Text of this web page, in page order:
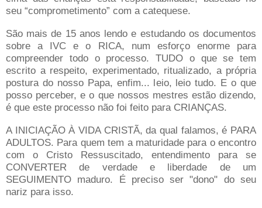
seu “comprometimento” com a catequese.
São mais de 15 anos lendo e estudando os documentos
sobre a IVC e o RICA, num esforço enorme para
compreender todo o processo. TUDO o que se tem
escrito a respeito, experimentado, ritualizado, a própria
postura do nosso Papa, enfim... leio, leio tudo. E o que
posso perceber, e o que nossos mestres estão dizendo,
é que este processo não foi feito para CRIANÇAS.
A INICIAÇÃO À VIDA CRISTÃ, da qual falamos, é PARA
ADULTOS. Para quem tem a maturidade para o encontro
com o Cristo Ressuscitado, entendimento para se
CONVERTER de verdade e liberdade de um
SEGUIMENTO maduro. É preciso ser "dono" do seu
nariz para isso.